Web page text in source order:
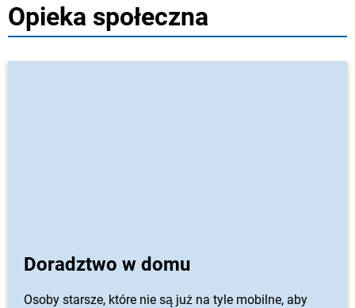
Opieka społeczna
Doradztwo w domu
Osoby starsze, które nie są już na tyle mobilne, aby